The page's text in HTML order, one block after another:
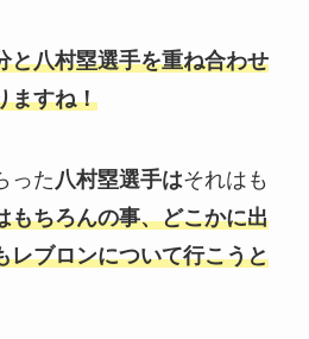
と八村塁選手を重ね合わせ
ますね！
った 八村塁選手はそれはも
もちろんの事、どこかに出
レブロンについて行こうと